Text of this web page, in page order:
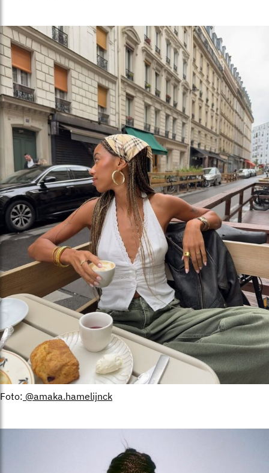
Foto: @amaka.hamelijnck